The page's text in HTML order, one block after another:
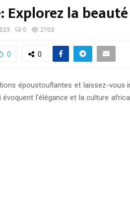
Explorez la
0 2703
0 0
époustouflantes et laissez-vous
l’élégance et la culture